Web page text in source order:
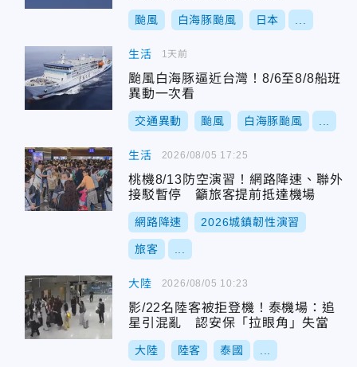
颱風 白海豚颱風 日本
生活
颱風白海豚逼近台灣！8/6至8/8船班
異動一次看
交通異動 颱風 白海豚颱風
1天前
生活
桃機8/13防空演習！網路降速、聯外
接駁暫停 籲旅客提前抵達機場
網路降速 2026城鎮韌性演習
旅客
2026/08/05 17:25
大陸
影/22名陸客被拒登機！泰機場：追
星引混亂 認安保「拉眼角」失當
大陸 陸客 泰國
2026/08/05 10:23